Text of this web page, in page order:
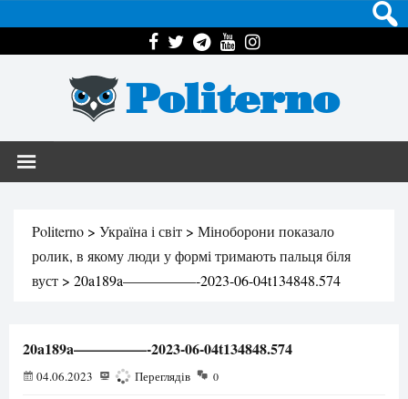
Politerno
Politerno > Україна і світ > Міноборони показало
ролик, в якому люди у формі тримають пальця біля
вуст > 20a189a—————-2023-06-04t134848.574
20a189a—————-2023-06-04t134848.574
04.06.2023 180 Переглядів 0